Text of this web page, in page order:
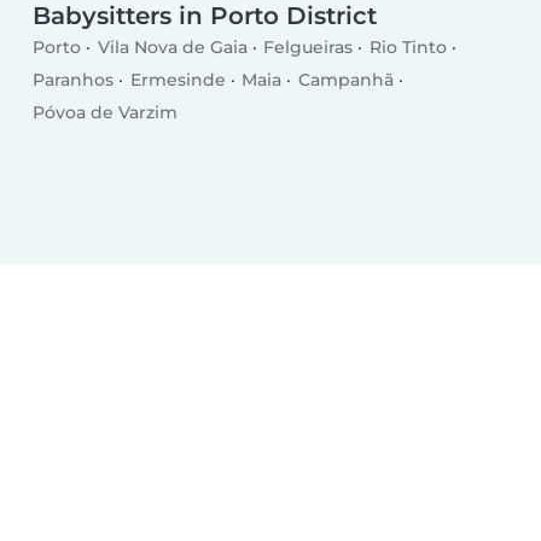
Babysitters in Porto District
Porto Vila Nova de Gaia Felgueiras
Rio Tinto
Paranhos
Ermesinde Maia
Campanhã
Póvoa de Varzim